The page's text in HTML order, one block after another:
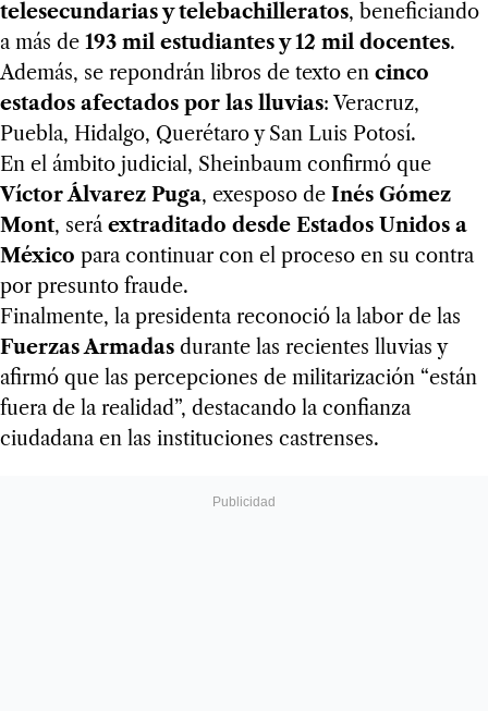
telesecundarias y telebachilleratos, beneficiando
a más de 193 mil estudiantes y 12 mil docentes.
Además, se repondrán libros de texto en cinco
estados afectados por las lluvias: Veracruz,
Puebla, Hidalgo, Querétaro y San Luis Potosí.
En el ámbito judicial, Sheinbaum confirmó que
Víctor Álvarez Puga, exesposo de Inés Gómez
Mont, será extraditado desde Estados Unidos a
México para continuar con el proceso en su contra
por presunto fraude.
Finalmente, la presidenta reconoció la labor de las
Fuerzas Armadas durante las recientes lluvias y
afirmó que las percepciones de militarización “están
fuera de la realidad”, destacando la confianza
ciudadana en las instituciones castrenses.